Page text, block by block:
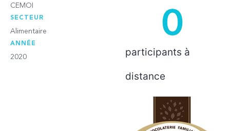
CEMOI
SECTEUR
Alimentaire
ANNÉE
2020 participants à
distance
0